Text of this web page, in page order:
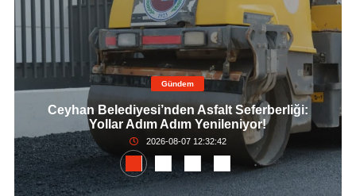
Gündem
Ceyhan Belediyesi’nden Asfalt Seferberliği:
Yollar Adım Adım Yenileniyor!
2026-08-07 12:32:42